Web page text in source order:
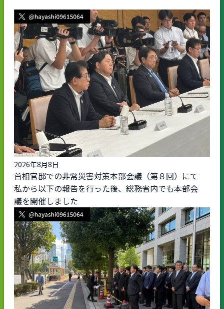
2026年8月8日
首相官邸での非常災害対策本部会議（第８回）にて
私から以下の報告を行った後、総務省内でも本部会
議を開催しました